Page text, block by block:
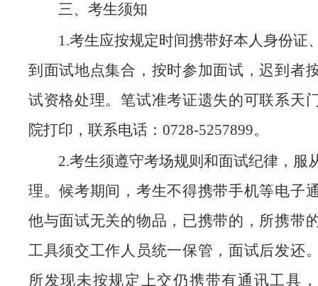
三、考生须知
1.考生应按规定时间携带好本人身份证
到面试地点集合，按时参加面试，迟到者
试资格处理。笔试准考证遗失的可联系天
院打印，联系电话：0728-5257899。
2.考生须遵守考场规则和面试纪律，服
理。候考期间，考生不得携带手机等电子
他与面试无关的物品，已携带的，所携带
工具须交工作人员统一保管，面试后发还
所发现未按规定上交仍携带有通讯工具